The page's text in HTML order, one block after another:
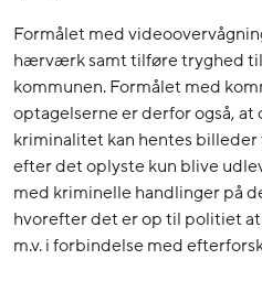
Formålet med
hærværk samt tilføre tryghed
kommunen. Formålet med
optagelserne er derfor også,
kriminalitet kan hentes
efter det oplyste kun blive
med kriminelle handlinger på
hvorefter det er op til politiet
m.v. i forbindelse med